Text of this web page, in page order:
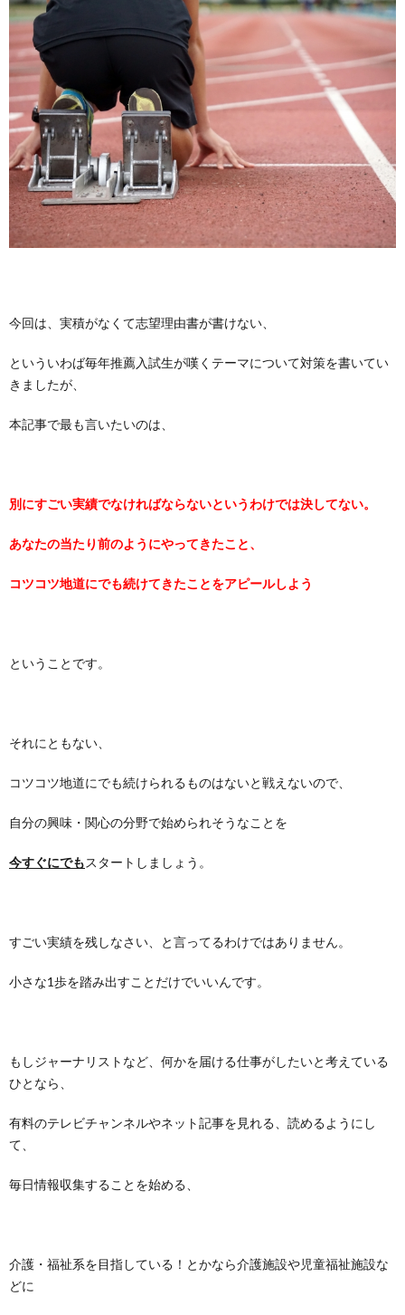
今回は、実積がなくて志望理由書が書けない、
といういわば毎年推薦入試生が嘆くテーマについて対策を書いてい
きましたが、
本記事で最も言いたいのは、
別にすごい実績でなければならないというわけでは決してない。
あなたの当たり前のようにやってきたこと、
コツコツ地道にでも続けてきたことをアピールしよう
ということです。
それにともない、
コツコツ地道にでも続けられるものはないと戦えないので、
自分の興味・ 関心の分野で始められそうなことを
今すぐにでもスタートしましょ う。
すごい実績を残しなさい、と言ってるわけではありません。
小さな1歩を踏み出すことだけでいいんです。
もしジャーナリストなど、何かを届ける仕事がしたいと考えている
ひとなら、
有料のテレビチャンネルやネット記事を見れる、 読めるようにし
て、
毎日情報収集することを始める、
介護・ 福祉系を目指している！とかなら介護施設や児童福祉施設な
どに